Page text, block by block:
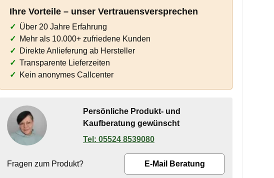
Ihre Vorteile – unser Vertrauensversprechen
Über 20 Jahre Erfahrung
Mehr als 10.000+ zufriedene Kunden
Direkte Anlieferung ab Hersteller
Transparente Lieferzeiten
Kein anonymes Callcenter
Persönliche Produkt- und
Kaufberatung gewünscht
05524 8539080
Fragen zum Produkt? E-Mail Beratung